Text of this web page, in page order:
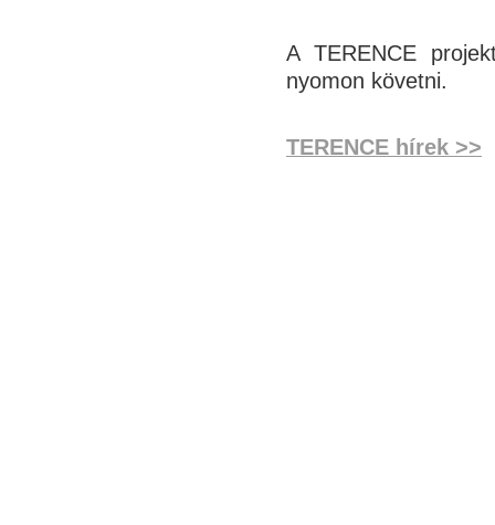
A TERENCE
nyomon követni.
TERENCE hírek >>